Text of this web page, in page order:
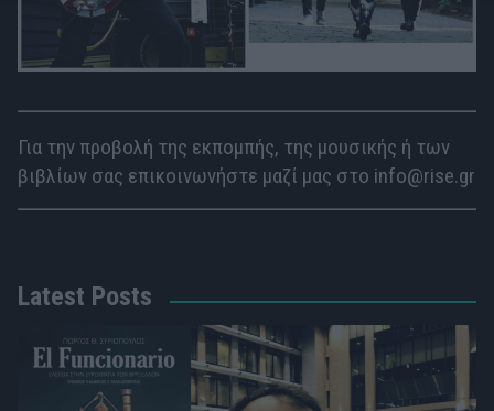
Για την προβολή της εκπομπής, της μουσικής ή των
βιβλίων σας επικοινωνήστε μαζί μας στο info@rise.gr
Latest Posts